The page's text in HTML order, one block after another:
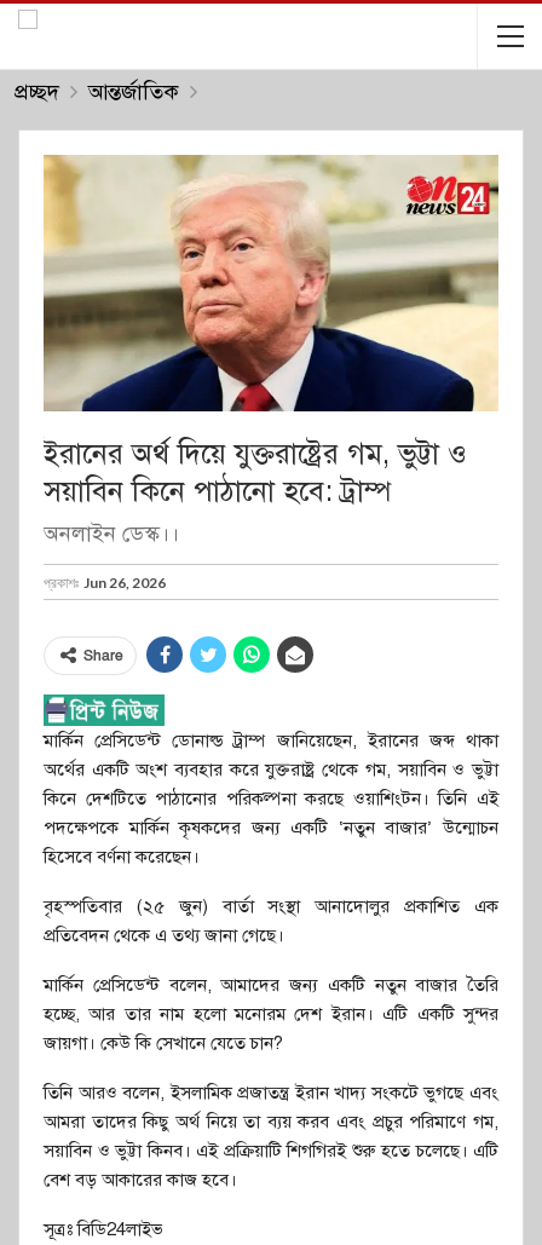
প্রচ্ছদ আন্তর্জাতিক
ইরানের অর্থ দিয়ে যুক্তরাষ্ট্রের গম, ভুট্টা ও
সয়াবিন কিনে পাঠানো হবে: ট্রাম্প
অনলাইন ডেস্ক।।
প্রকাশঃ Jun 26, 2026
Share
মার্কিন প্রেসিডেন্ট ডোনাল্ড ট্রাম্প জানিয়েছেন, ইরানের জব্দ থাকা
অর্থের একটি অংশ ব্যবহার করে যুক্তরাষ্ট্র থেকে গম, সয়াবিন ও ভুট্টা
কিনে দেশটিতে পাঠানোর পরিকল্পনা করছে ওয়াশিংটন। তিনি এই
পদক্ষেপকে মার্কিন কৃষকদের জন্য একটি ‘নতুন বাজার’ উন্মোচন
হিসেবে বর্ণনা করেছেন।
বৃহস্পতিবার (২৫ জুন) বার্তা সংস্থা আনাদোলুর প্রকাশিত এক
প্রতিবেদন থেকে এ তথ্য জানা গেছে।
মার্কিন প্রেসিডেন্ট বলেন, আমাদের জন্য একটি নতুন বাজার তৈরি
হচ্ছে, আর তার নাম হলো মনোরম দেশ ইরান। এটি একটি সুন্দর
জায়গা। কেউ কি সেখানে যেতে চান?
তিনি আরও বলেন, ইসলামিক প্রজাতন্ত্র ইরান খাদ্য সংকটে ভুগছে এবং
আমরা তাদের কিছু অর্থ নিয়ে তা ব্যয় করব এবং প্রচুর পরিমাণে গম,
সয়াবিন ও ভুট্টা কিনব। এই প্রক্রিয়াটি শিগগিরই শুরু হতে চলেছে। এটি
বেশ বড় আকারের কাজ হবে।
সূত্রঃ বিডি24লাইভ